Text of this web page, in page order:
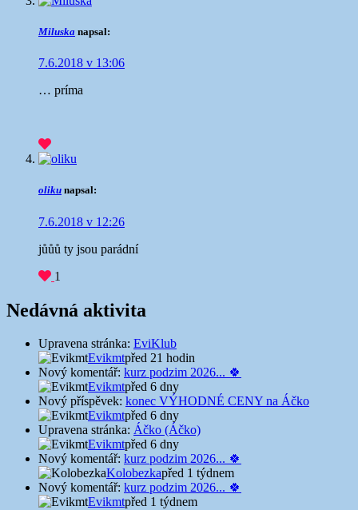
Miluska napsal:
7.6.2018 v 13:06
… príma
oliku napsal:
7.6.2018 v 12:26
jůůů ty jsou parádní
1
Nedávná aktivita
Upravena stránka: EviKlub
Evikmtpřed 21 hodin
Nový komentář: kurz podzim 2026... 🍀
Evikmtpřed 6 dny
Nový příspěvek: konec VÝHODNÉ CENY na Áčko
Evikmtpřed 6 dny
Upravena stránka: Áčko (Áčko)
Evikmtpřed 6 dny
Nový komentář: kurz podzim 2026... 🍀
Kolobezkapřed 1 týdnem
Nový komentář: kurz podzim 2026... 🍀
Evikmtpřed 1 týdnem